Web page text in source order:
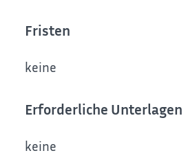
Fristen
keine
Erforderliche Unterlagen
keine